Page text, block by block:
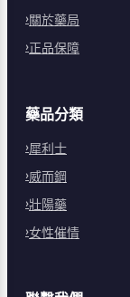
關於藥局
正品保障
藥品分類
犀利士
威而鋼
壯陽藥
女性催情